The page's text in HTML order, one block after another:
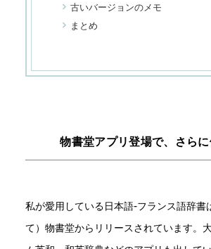
古いバージョンのメモ
まとめ
物書堂アプリ登場で、さらに
私が愛用している日本語-フランス語辞書
て）物書堂からリリースされています。